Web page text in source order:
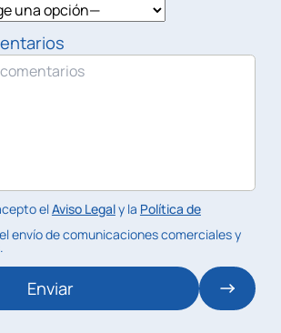
elAviso Legaly la Política de
envío de comunicaciones comerciales y
Enviar